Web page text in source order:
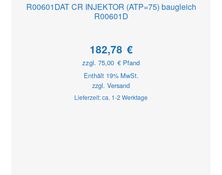
R00601DAT CR INJEKTOR (ATP=75) baugleich
R00601D
182,78 €
zzgl. 75,00 € Pfand
Enthält 19% MwSt.
zzgl. Versand
Lieferzeit: ca. 1-2 Werktage